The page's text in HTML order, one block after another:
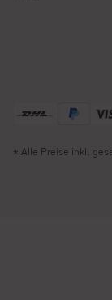
* Alle Preise inkl.